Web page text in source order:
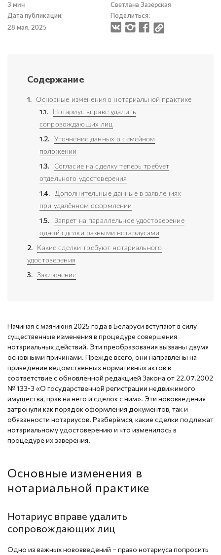
3 мин Светлана Зазерская
Дата публикации:
28 мая, 2025
Поделиться:
Содержание
1. Основные изменения в нотариальной практике
1.1.
Нотариус вправе удалить
сопровождающих лиц
1.2.
Уточнение данных о семейном
положении
1.3.
Согласие на сделку теперь требует
отдельного удостоверения
1.4.
Дополнительные данные в заявлениях
при удалённом оформлении
1.5.
Запрет на параллельное удостоверение
одной сделки разными нотариусами
2.
Какие сделки требуют нотариального
удостоверения
3. Заключение
Начиная с мая-июня 2025 года в Беларуси вступают в силу
существенные изменения в процедуре совершения
нотариальных действий. Эти преобразования вызваны двумя
основными причинами. Прежде всего, они направлены на
приведение ведомственных нормативных актов в
соответствие с обновлённой редакцией Закона от 22.07.2002
№ 133-З «О государственной регистрации недвижимого
имущества, прав на него и сделок с ним». Эти нововведения
затронули как порядок оформления документов, так и
обязанности нотариусов. Разберёмся, какие сделки подлежат
нотариальному удостоверению и что изменилось в
процедуре их заверения.
Основные изменения в
нотариальной практике
Нотариус вправе удалить
сопровождающих лиц
Одно из важных нововведений – право нотариуса попросить